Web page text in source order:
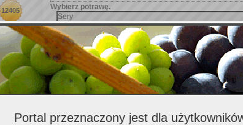
12405
Wybierz potrawę.
Dodaj kryterium wyszukiwania.
Zalecenia importerów (172)
Portal przeznaczony jest dla